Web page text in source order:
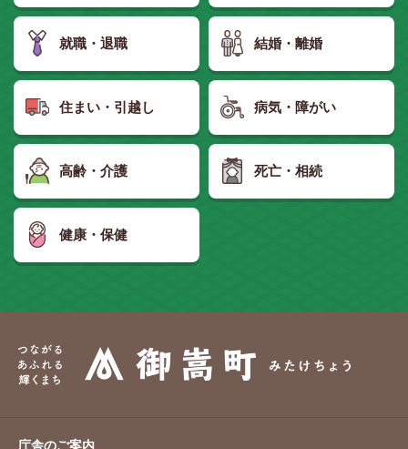
就職・退職 結婚・離婚
住まい・引越し 病気・障がい
高齢・介護 死亡・相続
健康・保健
庁舎のご案内